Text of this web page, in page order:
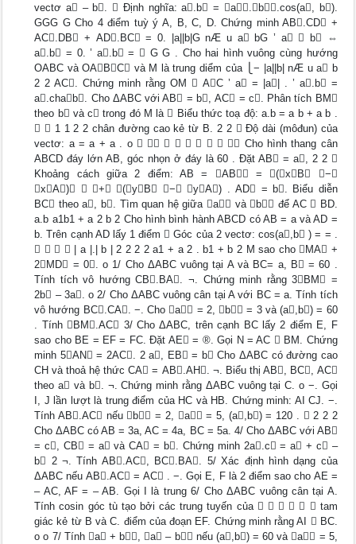
vectơ a – b.  Định nghĩa: a.b = a.b.cos(a, b).
GGG G Cho 4 điểm tuỳ ý A, B, C, D. Chứng minh AB.CD +
AC.DB + AD.BC = 0. |a||b|G nÆ u a bG ’ a ⊥ b ⇔
a.b = 0. ’ a.b = ⎨ G G . Cho hai hình vuông cùng hướng
OABC và OABC và M là trung diểm của ⎩− |a||b| nÆ u a b
2 2 AC. Chứng minh rằng OM  AC ’ a = |a| . ’ a.b =
a.chab. Cho ΔABC với AB = b, AC = c. Phân tích BM
theo b và c trong đó M là  Biểu thức toạ độ: a.b = a b + a b .
  1 1 2 2 chân đường cao kẻ từ B. 2 2  Độ dài (môđun) của
vectơ: a = a + a . o          Cho hình thang cân
ABCD đáy lớn AB, góc nhọn ở đáy là 60 . Đặt AB = a, 2 2 
Khoảng cách giữa 2 điểm: AB = AB = (xB −
xA)  + (yB − yA) . AD = b. Biểu diễn
BC theo a, b. Tìm quan hệ giữa a và b để AC  BD.
a.b a1b1 + a 2 b 2 Cho hình bình hành ABCD có AB = a và AD =
b. Trên cạnh AD lấy 1 điểm  Góc của 2 vectơ: cos(a,b ) = = .
    | a |.| b | 2 2 2 2 a1 + a 2 . b1 + b 2 M sao cho MA +
2MD = 0. o 1/ Cho ΔABC vuông tại A và BC= a, B = 60 .
Tính tích vô hướng CB.BA. ¬. Chứng minh rằng 3BM =
2b – 3a. o 2/ Cho ΔABC vuông cân tại A với BC = a. Tính tích
vô hướng BC.CA. −. Cho a = 2, b = 3 và (a,b) = 60
. Tính BM.AC 3/ Cho ΔABC, trên cạnh BC lấy 2 điểm E, F
sao cho BE = EF = FC. Đặt AE = ®. Gọi N = AC  BM. Chứng
minh 5AN = 2AC. 2 a, EB = b Cho ΔABC có đường cao
CH và thoả hệ thức CA = AB.AH. ¬. Biểu thị AB, BC, AC
theo a và b. ¬. Chứng minh rằng ΔABC vuông tại C. o −. Gọi
I, J lần lượt là trung điểm của HC và HB. Chứng minh: AI CJ. −.
Tính AB.AC nếu b = 2, a = 5, (a,b) = 120 .  2 2 2
Cho ΔABC có AB = 3a, AC = 4a, BC = 5a. 4/ Cho ΔABC với AB
= c, CB = a và CA = b. Chứng minh 2a.c = a + c –
b 2 ¬. Tính AB.AC, BC.BA. 5/ Xác định hình dạng của
ΔABC nếu AB.AC = AC . −. Gọi E, F là 2 điểm sao cho AE =
– AC, AF = – AB. Gọi I là trung 6/ Cho ΔABC vuông cân tại A.
Tính cosin góc tù tạo bởi các trung tuyến của       tam
giác kẻ từ B và C. điểm của đoạn EF. Chứng minh rằng AI  BC.
o o 7/ Tính a + b, a – b nếu (a,b) = 60 và a = 5,